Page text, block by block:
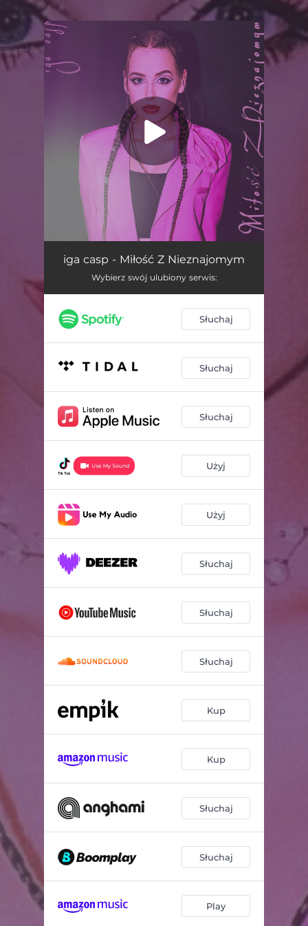
You're all set!
Miłość Z Nieznajomym 02:56
iga casp - Miłość Z Nieznajomym
Wybierz swój ulubiony serwis:
Słuchaj
Słuchaj
Słuchaj
Użyj
Użyj
Słuchaj
Słuchaj
Słuchaj
Kup
Kup
Słuchaj
Słuchaj
Play